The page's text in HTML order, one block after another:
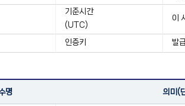
기준시간
(UTC)
이
인증키 발
명 의미(